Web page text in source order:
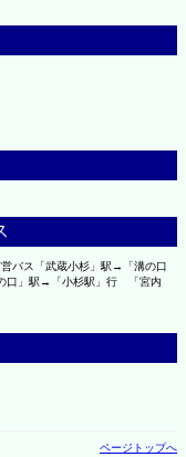
バス「武蔵小杉」駅→「溝の口
口」駅→「小杉駅」行 「宮内
ページトップへ